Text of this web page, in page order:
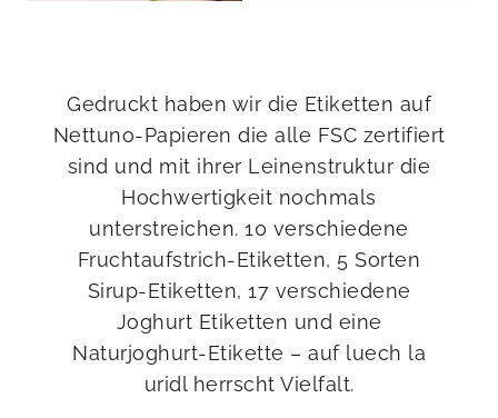
Gedruckt haben wir die Etiketten auf
Nettuno-Papieren die alle FSC zertifiert
sind und mit ihrer Leinenstruktur die
Hochwertigkeit nochmals
unterstreichen. 10 verschiedene
Fruchtaufstrich-Etiketten, 5 Sorten
Sirup-Etiketten, 17 verschiedene
Joghurt Etiketten und eine
Naturjoghurt-Etikette – auf luech la
uridl herrscht Vielfalt.